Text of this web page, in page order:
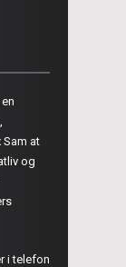
Sam at
og
i telefon